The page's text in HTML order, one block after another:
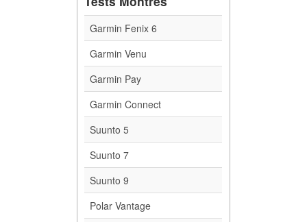
Garmin Fenix 6
Garmin Venu
Garmin Pay
Garmin Connect
Suunto 5
Suunto 7
Suunto 9
Polar Vantage